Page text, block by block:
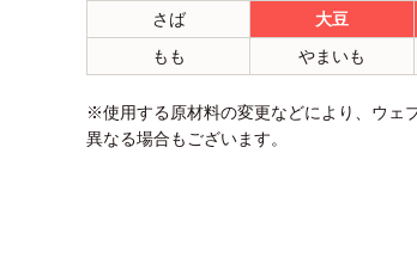
さば
大豆
もも
やまいも
※使用する原材料の変更などにより、ウェ
異なる場合もございます。